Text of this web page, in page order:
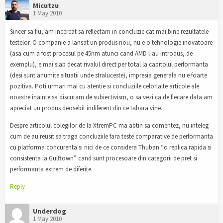
Micutzu
1 May 2010
Sincer sa fiu, am incercat sa reflectam in concluzie cat mai bine rezultatele
testelor. O companie a lansat un produs nou, nu e o tehnologie inovatoare
(asa cum a fost procesul pe 45nm atunci cand AMD l-au introdus, de
exemplu), e mai slab decat rivalul direct per total la capitolul performanta
(desi sunt anumite situatii unde straluceste), impresia generala nu e foarte
pozitiva. Poti urmari mai cu atentie si concluziile celorlalte articole ale
noastre inainte sa discutam de subiectivism, o sa vezi ca de fiecare data am
apreciat un produs deosebit indiferent din ce tabara vine.
Despre articolul colegilor de la XtremPC ma abtin sa comentez, nu inteleg
cum de au reusit sa traga concluziile fara teste comparative de performanta
cu platforma concurenta si nici de ce considera Thuban “o replica rapida si
consistenta la Gulftown” cand sunt procesoare din categorii de pret si
performanta extrem de diferite.
Reply
Underdog
1 May 2010